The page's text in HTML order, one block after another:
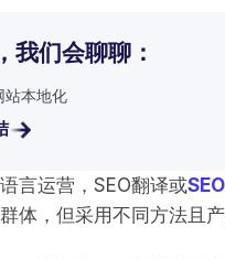
言运营，SEO翻译或
体，但采用不同方法且产
我们会聊聊：
站本地化